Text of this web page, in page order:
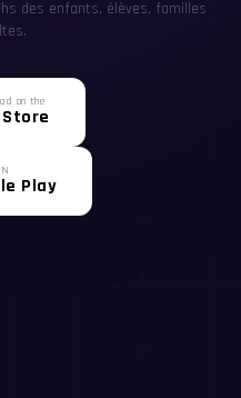
des enfants, élèves, familles
on the
Play